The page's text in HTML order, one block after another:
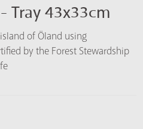
Tray 43x33cm
of Öland using
by the Forest Stewardship